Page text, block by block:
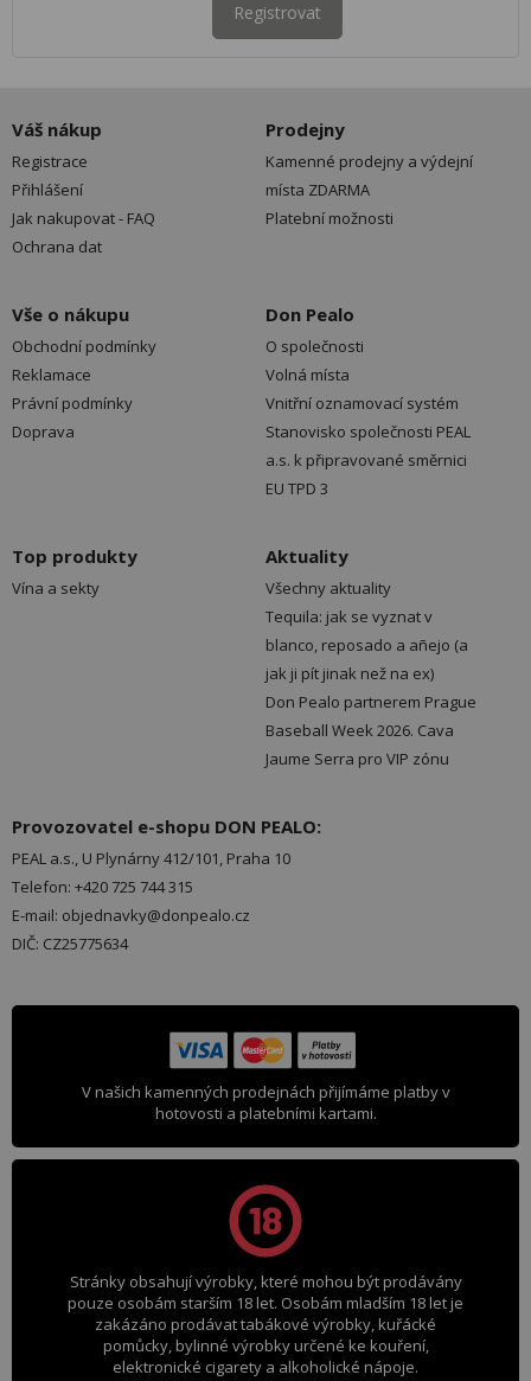
Registrovat
Váš nákup
Registrace
Přihlášení
Jak nakupovat - FAQ
Ochrana dat
Prodejny
Kamenné prodejny a výdejní
místa ZDARMA
Platební možnosti
Vše o nákupu
Obchodní podmínky
Reklamace
Právní podmínky
Doprava
Don Pealo
O společnosti
Volná místa
Vnitřní oznamovací systém
Stanovisko společnosti PEAL
a.s. k připravované směrnici
EU TPD 3
Top produkty
Vína a sekty
Aktuality
Všechny aktuality
Tequila: jak se vyznat v
blanco, reposado a añejo (a
jak ji pít jinak než na ex)
Don Pealo partnerem Prague
Baseball Week 2026. Cava
Jaume Serra pro VIP zónu
Provozovatel e-shopu DON PEALO:
PEAL a.s., U Plynárny 412/101, Praha 10
Telefon: +420 725 744 315
E-mail: objednavky@donpealo.cz
DIČ: CZ25775634
V našich kamenných prodejnách přijímáme platby v
hotovosti a platebními kartami.
Stránky obsahují výrobky, které mohou být prodávány
pouze osobám starším 18 let. Osobám mladším 18 let je
zakázáno prodávat tabákové výrobky, kuřácké
pomůcky, bylinné výrobky určené ke kouření,
elektronické cigarety a alkoholické nápoje.